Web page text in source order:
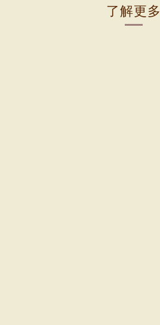
了解更多